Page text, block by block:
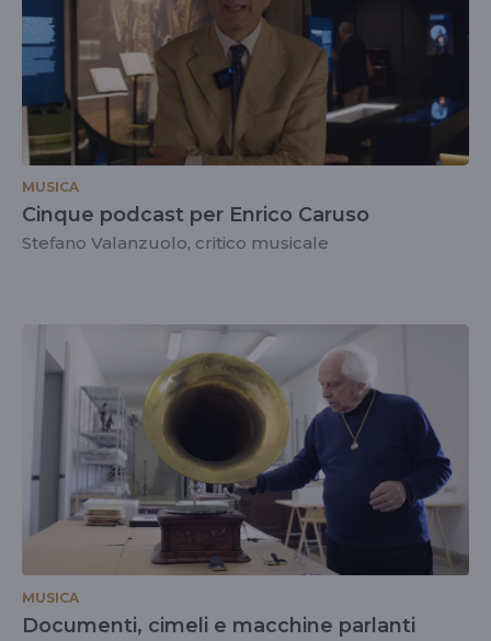
MUSICA
Cinque podcast per Enrico Caruso
Stefano Valanzuolo, critico musicale
MUSICA
Documenti, cimeli e macchine parlanti